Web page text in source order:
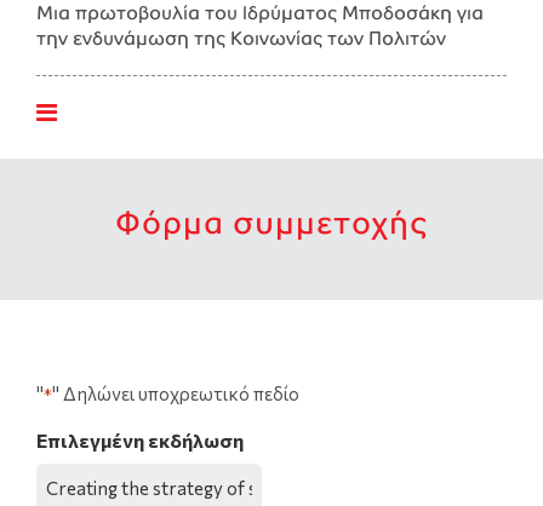
Μια πρωτοβουλία του Ιδρύματος Μποδοσάκη για
την ενδυνάμωση της Kοινωνίας των Πολιτών
Φόρμα συμμετοχής
"*" Δηλώνει υποχρεωτικό πεδίο
Επιλεγμένη εκδήλωση